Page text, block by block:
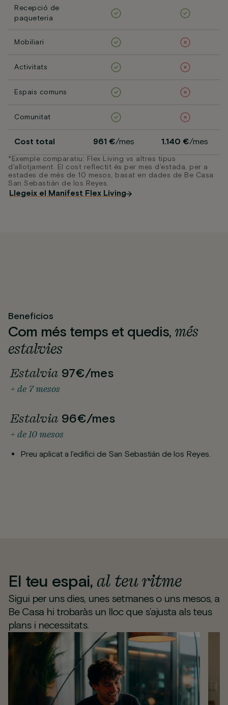
Recepció de
paqueteria
Mobiliari
Activitats
Espais comuns
Comunitat
Cost total 961 €/mes 1.140 €/mes
*Exemple comparatiu: Flex Living vs altres tipus
d'allotjament. El cost reflectit és per mes d'estada, per a
estades de més de 10 mesos, basat en dades de Be Casa
San Sebastián de los Reyes.
Llegeix el Manifest Flex Living
Beneficios
Com més temps et quedis,més
estalvies
Estalvia 97€/mes
+ de 7 mesos
Estalvia 96€/mes
+ de 10 mesos
Preu aplicat a l'edifici de San Sebastián de los Reyes.
El teu espai, al teu ritme
Sigui per uns dies, unes setmanes o uns mesos, a
Be Casa hi trobaràs un lloc que s’ajusta als teus
plans i necessitats.